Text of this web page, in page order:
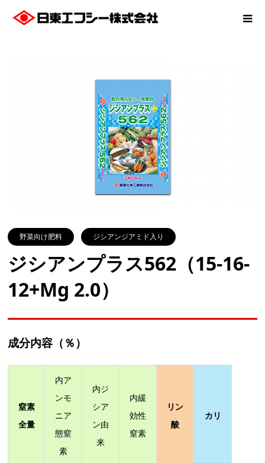
野菜向け肥料 ジシアンジアミド入り
ジシアンプラス562（15-16-
12+Mg 2.0）
成分内容（％）
窒素
全量
内ア
ンモ
ニア
態窒
素
内ジ
シア
ン由
来
内緩
効性
窒素
リン
酸
カリ